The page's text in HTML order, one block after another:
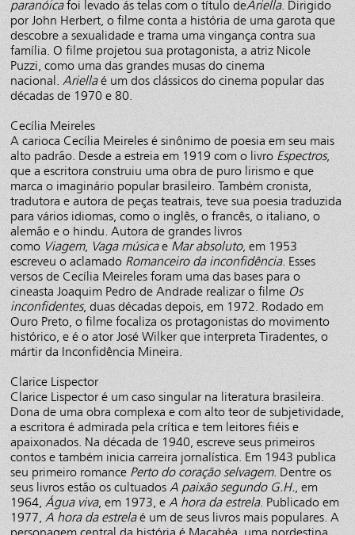
paranóicafoi levado ás telas com o título deAriella. Dirigido
por John Herbert, o filme conta a história de uma garota que
descobre a sexualidade e trama uma vingança contra sua
família. O filme projetou sua protagonista, a atriz Nicole
Puzzi, como uma das grandes musas do cinema
nacional. Ariellaé um dos clássicos do cinema popular das
décadas de 1970 e 80.
Cecília Meireles
A carioca Cecília Meireles é sinônimo de poesia em seu mais
alto padrão. Desde a estreia em 1919 com o livro Espectros,
que a escritora construiu uma obra de puro lirismo e que
marca o imaginário popular brasileiro. Também cronista,
tradutora e autora de peças teatrais, teve sua poesia traduzida
para vários idiomas, como o inglês, o francês, o italiano, o
alemão e o hindu. Autora de grandes livros
como Viagem, Vaga músicae Mar absoluto, em 1953
escreveu o aclamado Romanceiro da inconfidência. Esses
versos de Cecília Meireles foram uma das bases para o
cineasta Joaquim Pedro de Andrade realizar o filme Os
inconfidentes, duas décadas depois, em 1972. Rodado em
Ouro Preto, o filme focaliza os protagonistas do movimento
histórico, e é o ator José Wilker que interpreta Tiradentes, o
mártir da Inconfidência Mineira.
Clarice Lispector
Clarice Lispector é um caso singular na literatura brasileira.
Dona de uma obra complexa e com alto teor de subjetividade,
a escritora é admirada pela crítica e tem leitores fiéis e
apaixonados. Na década de 1940, escreve seus primeiros
contos e também inicia carreira jornalística. Em 1943 publica
seu primeiro romance Perto do coração selvagem. Dentre os
seus livros estão os cultuadosA paixão segundo G.H., em
1964,Água viva, em 1973, eA hora da estrela. Publicado em
1977,A hora da estrelaé um de seus livros mais populares. A